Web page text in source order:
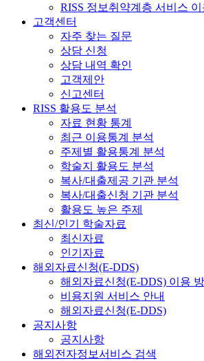
RISS 정보취약계층 서비스 이
고객센터
자주 찾는 질문
상담 신청
상담 내역 확인
고객제안
신고센터
RISS 활용도 분석
자료 현황 통계
최근 이용통계 분석
주제별 활용통계 분석
학술지 활용도 분석
복사/대출제공 기관 분석
복사/대출신청 기관 분석
활용도 높은 주제
최신/인기 학술자료
최신자료
인기자료
해외자료신청(E-DDS)
해외자료신청(E-DDS) 이용
비용지원 서비스 안내
해외자료신청(E-DDS)
공지사항
공지사항
해외전자정보서비스 검색